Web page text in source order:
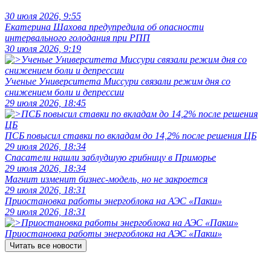
30 июля 2026, 9:55
Екатерина Шахова предупредила об опасности
интервального голодания при РПП
30 июля 2026, 9:19
Ученые Университета Миссури связали режим дня со
снижением боли и депрессии
29 июля 2026, 18:45
ПСБ повысил ставки по вкладам до 14,2% после решения ЦБ
29 июля 2026, 18:34
Спасатели нашли заблудшую грибницу в Приморье
29 июля 2026, 18:34
Магнит изменит бизнес-модель, но не закроется
29 июля 2026, 18:31
Приостановка работы энергоблока на АЭС «Пакш»
29 июля 2026, 18:31
Приостановка работы энергоблока на АЭС «Пакш»
Читать все новости